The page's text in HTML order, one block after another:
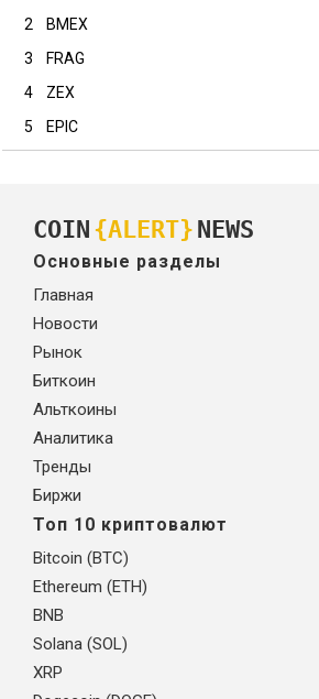
2
BMEX
3
FRAG
4
ZEX
5
EPIC
COIN {ALERT} NEWS
Основные разделы
Главная
Новости
Рынок
Биткоин
Альткоины
Аналитика
Тренды
Биржи
Топ 10 криптовалют
Bitcoin (BTC)
Ethereum (ETH)
BNB
Solana (SOL)
XRP